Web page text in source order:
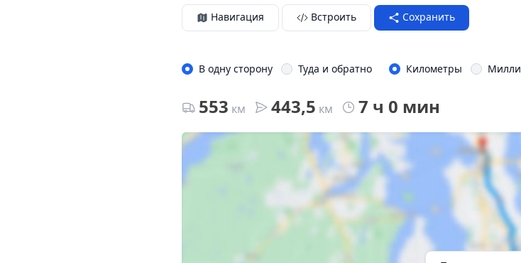
Навигация Встроить Сохранить
В одну сторону Туда и обратно Километры Милли
553 км 443,5 км 7 ч 0 мин